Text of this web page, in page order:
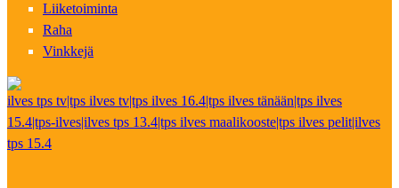
Liiketoiminta
Raha
Vinkkejä
ilves tps tv|tps ilves tv|tps ilves 16.4|tps ilves tänään|tps ilves
15.4|tps-ilves|ilves tps 13.4|tps ilves maalikooste|tps ilves pelit|ilves
tps 15.4